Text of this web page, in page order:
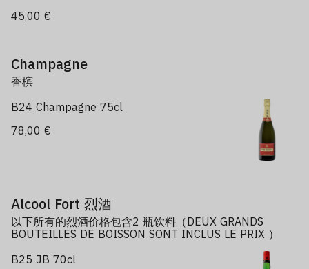
45,00 €
Champagne
香槟
B24 Champagne 75cl
78,00 €
Alcool Fort 烈酒
以下所有的烈酒价格包含2 瓶饮料（DEUX GRANDS
BOUTEILLES DE BOISSON SONT INCLUS LE PRIX ）
B25 JB 70cl